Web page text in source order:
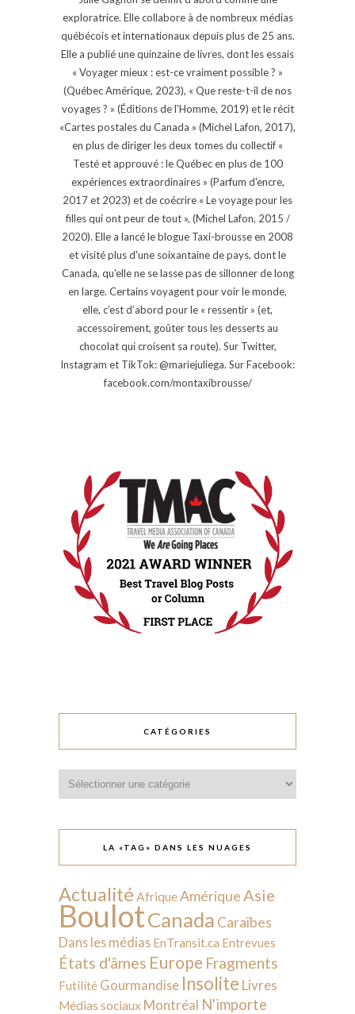
exploratrice. Elle collabore à de nombreux médias
québécois et internationaux depuis plus de 25 ans.
Elle a publié une quinzaine de livres, dont les essais
« Voyager mieux : est-ce vraiment possible ? »
(Québec Amérique, 2023), « Que reste-t-il de nos
voyages ? » (Éditions de l'Homme, 2019) et le récit
«Cartes postales du Canada » (Michel Lafon, 2017),
en plus de diriger les deux tomes du collectif «
Testé et approuvé : le Québec en plus de 100
expériences extraordinaires » (Parfum d'encre,
2017 et 2023) et de coécrire « Le voyage pour les
filles qui ont peur de tout », (Michel Lafon, 2015 /
2020). Elle a lancé le blogue Taxi-brousse en 2008
et visité plus d'une soixantaine de pays, dont le
Canada, qu'elle ne se lasse pas de sillonner de long
en large. Certains voyagent pour voir le monde,
elle, c’est d’abord pour le « ressentir » (et,
accessoirement, goûter tous les desserts au
chocolat qui croisent sa route). Sur Twitter,
Instagram et TikTok: @mariejuliega. Sur Facebook:
facebook.com/montaxibrousse/
CATÉGORIES
LA «TAG» DANS LES NUAGES
Actualité AfriqueAmérique Asie
BoulotCanada Caraïbes
Dans les médias EnTransit.ca Entrevues
États d'âmes Europe Fragments
Futilité Gourmandise Insolite Livres
Médias sociaux Montréal N'importe